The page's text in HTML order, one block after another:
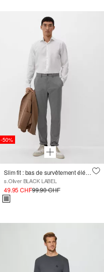
-50%
Slim fit : bas de survêtement élégant
s.Oliver BLACK LABEL
49.95 CHF99.90 CHF